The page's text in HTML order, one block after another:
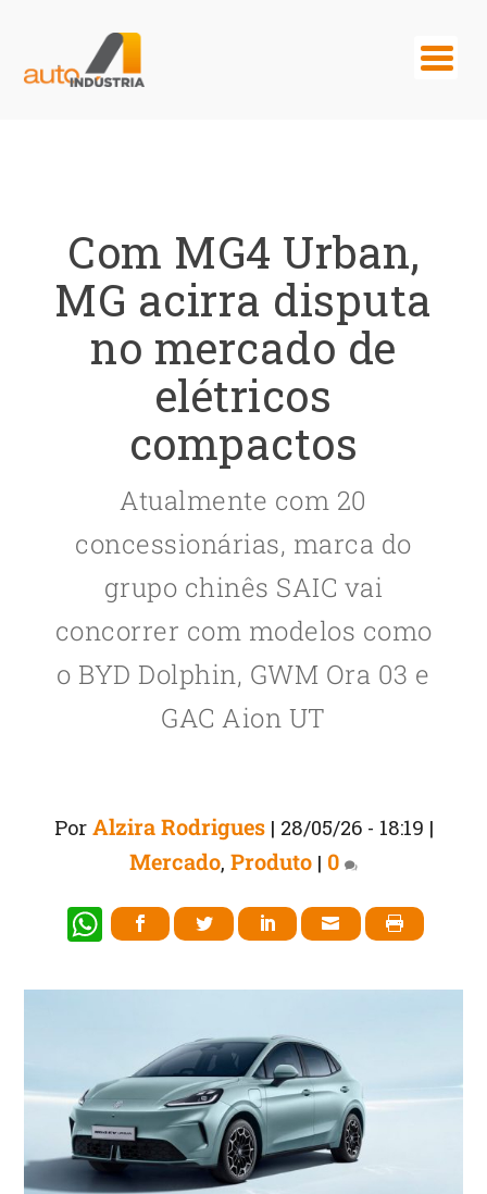
Com MG4 Urban,
MG acirra disputa
no mercado de
elétricos
compactos
Atualmente com 20
concessionárias, marca do
grupo chinês SAIC vai
concorrer com modelos como
o BYD Dolphin, GWM Ora 03 e
GAC Aion UT
Por Alzira Rodrigues| 28/05/26 - 18:19 |
Mercado, Produto | 0
W
at
A
p
p